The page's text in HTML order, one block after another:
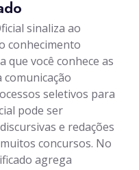
sinaliza ao
conhecimento
que você conhece as
seletivos para
pode ser
e redações
concursos. No
agrega